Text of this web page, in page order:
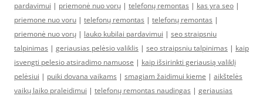
pardavimui | priemonė nuo vorų | telefonų remontas | kas yra seo |
priemone nuo voru | telefonų remontas | telefonų remontas |
priemonė nuo vorų | lauko kubilai pardavimui | seo straipsniu
talpinimas | geriausias pelėsio valiklis | seo straipsniu talpinimas | kaip
isvengti pelesio atsiradimo namuose | kaip išsirinkti geriausią valiklį
pelėsiui | puiki dovana vaikams | smagiam žaidimui kieme | aikštelės
vaikų laiko praleidimui | telefonų remontas naudingas | geriausias